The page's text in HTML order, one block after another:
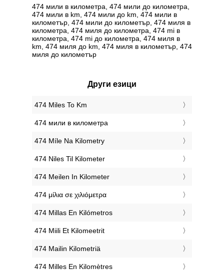
474 мили в километра, 474 мили до километра,
474 мили в km, 474 мили до km, 474 мили в
километър, 474 мили до километър, 474 миля в
километра, 474 миля до километра, 474 mi в
километра, 474 mi до километра, 474 миля в
km, 474 миля до km, 474 миля в километър, 474
миля до километър
Други езици
‎474 Miles To Km
‎474 мили в километра
‎474 Míle Na Kilometry
‎474 Niles Til Kilometer
‎474 Meilen In Kilometer
‎474 μίλια σε χιλιόμετρα
‎474 Millas En Kilómetros
‎474 Miili Et Kilomeetrit
‎474 Mailin Kilometriä
‎474 Milles En Kilomètres